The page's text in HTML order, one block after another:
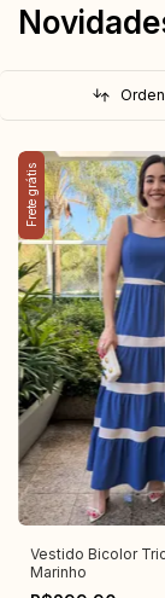
Frete grátis
Vestido Bicolor
Marinho